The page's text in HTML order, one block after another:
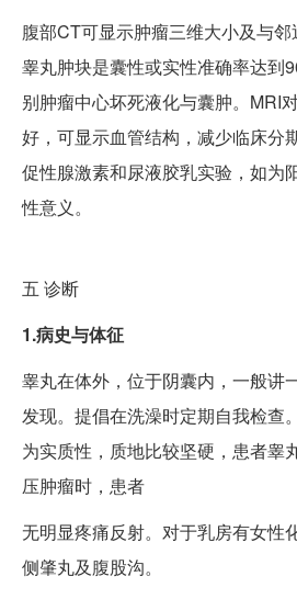
腹部CT可显示肿瘤三维大小及与
睾丸肿块是囊性或实性准确率达到
别肿瘤中心坏死液化与囊肿。MRI
好，可显示血管结构，减少临床分
促性腺激素和尿液胶乳实验，如为
性意义。
五 诊断
1.病史与体征
睾丸在体外，位于阴囊内，一般讲
发现。提倡在洗澡时定期自我检查
为实质性，质地比较坚硬，患者睾
压肿瘤时，患者
无明显疼痛反射。对于乳房有女性
侧肇丸及腹股沟。